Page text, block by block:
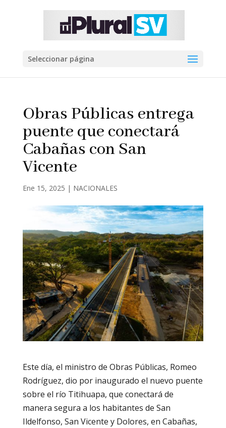
Seleccionar página
Obras Públicas entrega
puente que conectará
Cabañas con San
Vicente
Ene 15, 2025 | NACIONALES
Este día, el ministro de Obras Públicas, Romeo
Rodríguez, dio por inaugurado el nuevo puente
sobre el río Titihuapa, que conectará de
manera segura a los habitantes de San
Ildelfonso, San Vicente y Dolores, en Cabañas,